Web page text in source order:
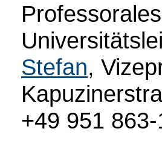
Stefan,
+49 951